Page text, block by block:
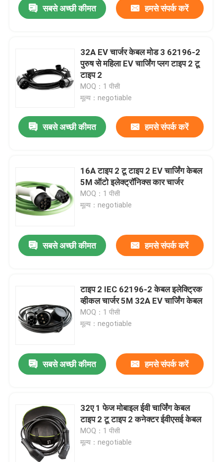
सबसे अच्छी कीमत हमसे संपर्क करें
32A EV चार्जर केबल मोड 3 62196-2
पुरुष से महिला EV चार्जिंग प्लग टाइप 2 टू
टाइप 2
MOQ：1 पीसी
मूल्य：negotiable
सबसे अच्छी कीमत हमसे संपर्क करें
16A टाइप 2 टू टाइप 2 EV चार्जिंग केबल
5M ऑटो इलेक्ट्रॉनिक्स कार चार्जर
MOQ：1 पीसी
मूल्य：negotiable
सबसे अच्छी कीमत हमसे संपर्क करें
टाइप 2 IEC 62196-2 केबल इलेक्ट्रिक
व्हीकल चार्जर 5M 32A EV चार्जिंग केबल
MOQ：1 पीसी
मूल्य：negotiable
सबसे अच्छी कीमत हमसे संपर्क करें
32ए 1 फेज मोबाइल ईवी चार्जिंग केबल
टाइप 2 टू टाइप 2 कनेक्टर ईवीएसई केबल
MOQ：1 पीसी
मूल्य：negotiable